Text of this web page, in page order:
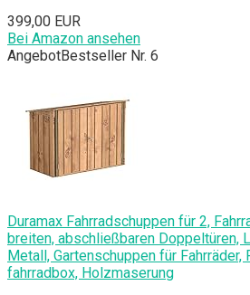
399,00 EUR
Bei Amazon ansehen
AngebotBestseller Nr. 6
Duramax Fahrradschuppen für 2,
breiten, abschließbaren Doppeltüren,
Metall, Gartenschuppen für Fahrräder,
fahrradbox, Holzmaserung